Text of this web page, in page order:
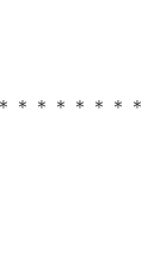
＊＊＊＊＊＊＊